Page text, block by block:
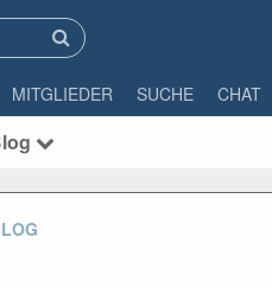
MITGLIEDER SUCHE CHAT